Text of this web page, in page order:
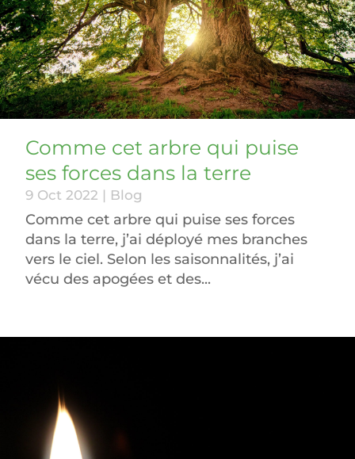
Comme cet arbre qui puise
ses forces dans la terre
9 Oct 2022 Blog
Comme cet arbre qui puise ses forces
dans la terre, j’ai déployé mes branches
vers le ciel. Selon les saisonnalités, j’ai
vécu des apogées et des...